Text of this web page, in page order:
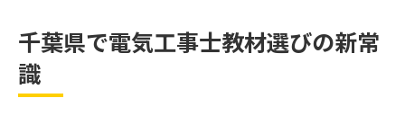
の視点
千葉県で電気工事士教材選びの新常
識